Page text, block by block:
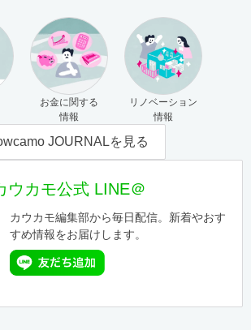
お金に関する
情報
リノベーション
情報
JOURNALを見る
ウカモ公式 LINE＠
カウカモ編集部から毎日配信。新着やおす
すめ情報をお届けします。